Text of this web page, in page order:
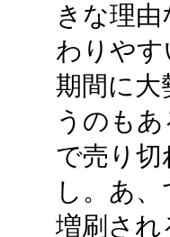
きな理
わりや
期間に大
うのも
で売り
し。あ
増刷され